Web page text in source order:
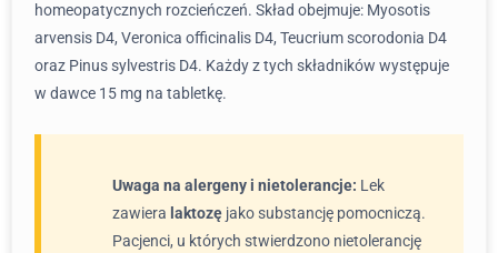
homeopatycznych rozcieńczeń. Skład obejmuje: Myosotis
arvensis D4, Veronica officinalis D4, Teucrium scorodonia D4
oraz Pinus sylvestris D4. Każdy z tych składników występuje
w dawce 15 mg na tabletkę.
Uwaga na alergeny i nietolerancje: Lek
zawiera laktozę jako substancję pomocniczą.
Pacjenci, u których stwierdzono nietolerancję